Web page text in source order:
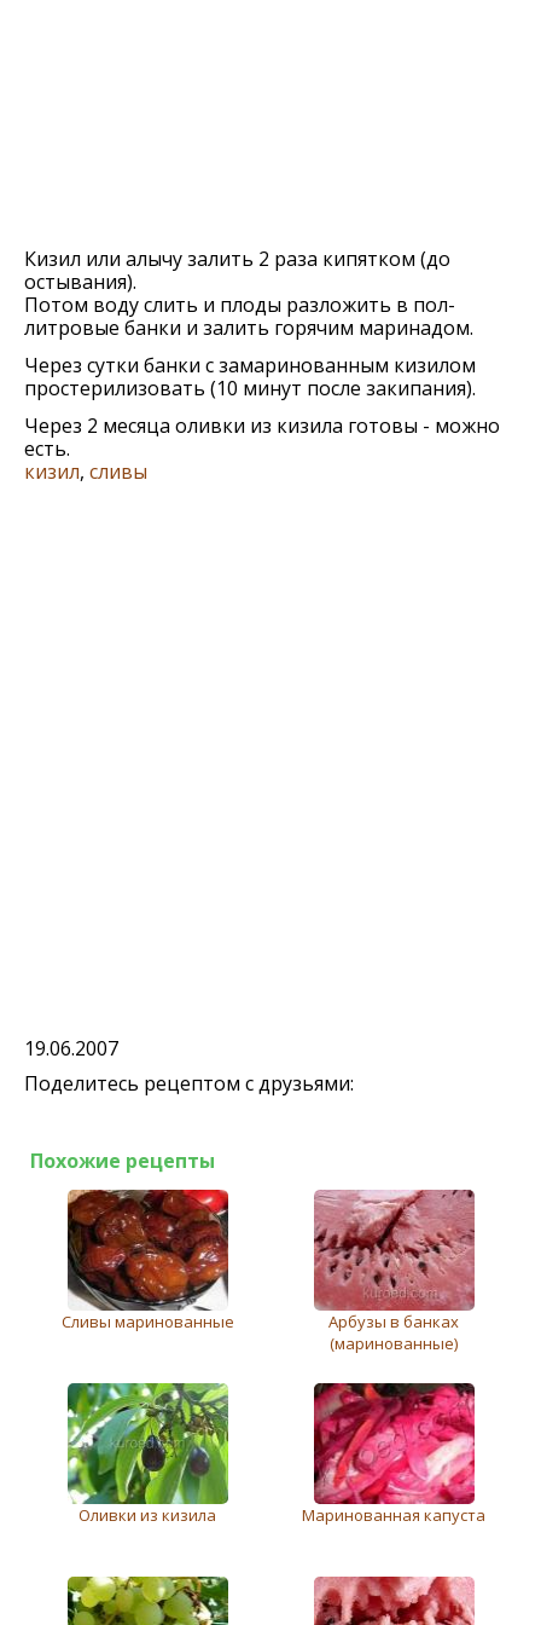
Кизил или алычу залить 2 раза кипятком (до
остывания).
Потом воду слить и плоды разложить в пол-
литровые банки и залить горячим маринадом.
Через сутки банки с замаринованным кизилом
простерилизовать (10 минут после закипания).
Через 2 месяца оливки из кизила готовы - можно
есть.
кизил, сливы
19.06.2007
Поделитесь рецептом с друзьями:
Похожие рецепты
Сливы маринованные
Арбузы в банках
(маринованные)
Оливки из кизила Маринованная капуста